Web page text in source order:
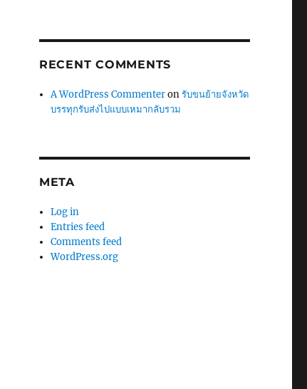
RECENT COMMENTS
A WordPress Commenteronรับขนย้ายจังหวัด
บรรทุกรับส่งไปแบบเหมากลับรวม
META
Log in
Entries feed
Comments feed
WordPress.org